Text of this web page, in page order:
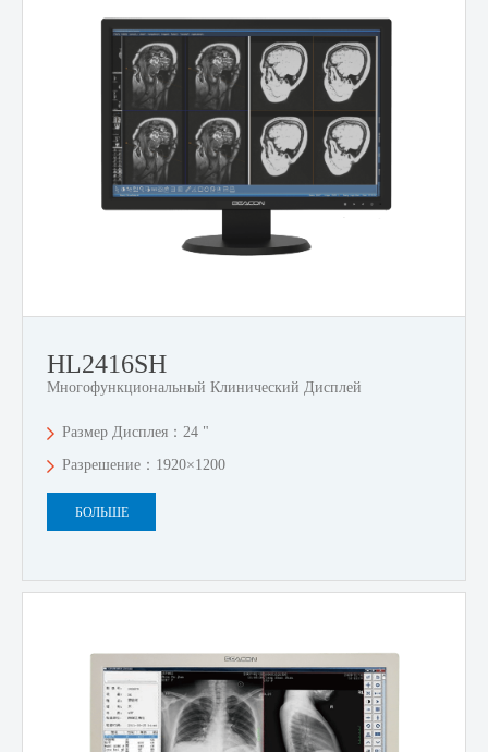
HL2416SH
Многофункциональный Клинический Дисплей
Размер Дисплея：24 "
Разрешение：1920×1200
БОЛЬШЕ